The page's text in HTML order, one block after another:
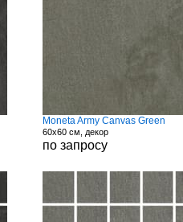
Moneta Army Canvas Green
60x60 см, декор
по запросу